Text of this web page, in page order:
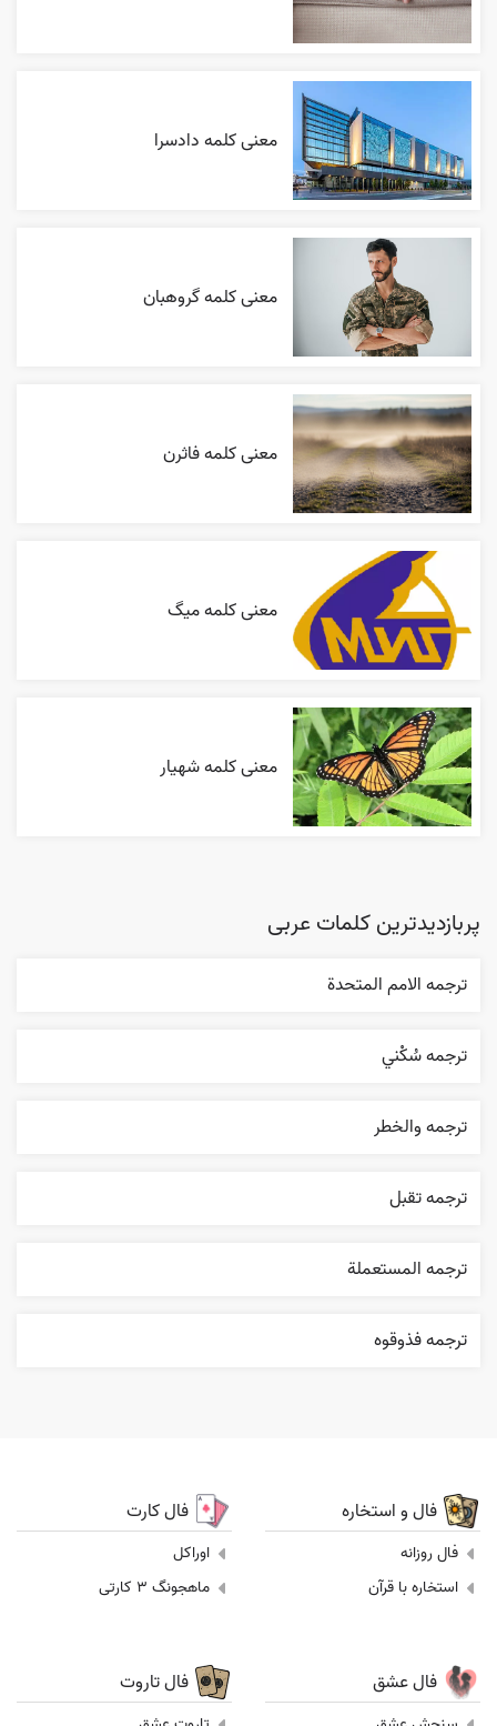
معنی کلمه دادسرا
معنی کلمه گروهبان
معنی کلمه فاثرن
معنی کلمه میگ
معنی کلمه شهیار
پربازدیدترین کلمات عربی
ترجمه الامم المتحدة
ترجمه سُکْني
ترجمه والخطر
ترجمه تقبل
ترجمه المستعملة
ترجمه فذوقوه
فال و استخاره
فال روزانه
استخاره با قرآن
فال کارت
اوراکل
ماهجونگ 3 کارتی
فال عشق فال تاروت